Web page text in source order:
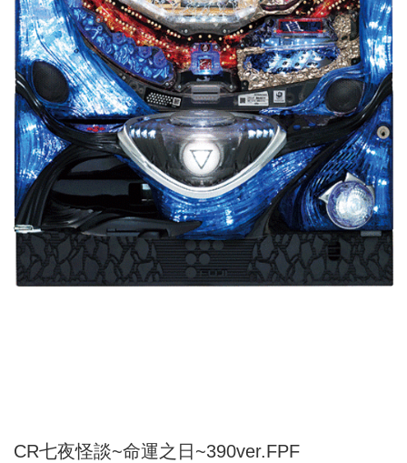
CR七夜怪談~命運之日~390ver.FPF